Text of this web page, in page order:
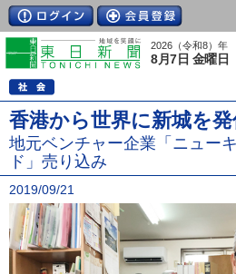
2026（令和8）年
8月7日 金曜日
香港から世界に新城を
地元ベンチャー企業「ニュー
ド」売り込み
2019/09/21